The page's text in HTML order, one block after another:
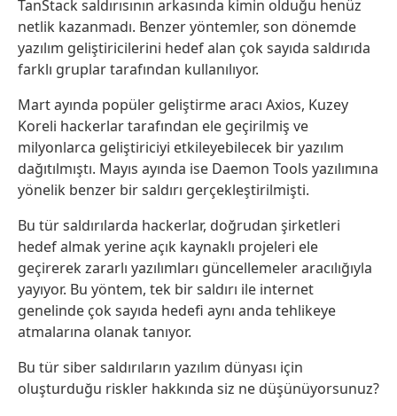
TanStack saldırısının arkasında kimin olduğu henüz
netlik kazanmadı. Benzer yöntemler, son dönemde
yazılım geliştiricilerini hedef alan çok sayıda saldırıda
farklı gruplar tarafından kullanılıyor.
Mart ayında popüler geliştirme aracı Axios, Kuzey
Koreli hackerlar tarafından ele geçirilmiş ve
milyonlarca geliştiriciyi etkileyebilecek bir yazılım
dağıtılmıştı. Mayıs ayında ise Daemon Tools yazılımına
yönelik benzer bir saldırı gerçekleştirilmişti.
Bu tür saldırılarda hackerlar, doğrudan şirketleri
hedef almak yerine açık kaynaklı projeleri ele
geçirerek zararlı yazılımları güncellemeler aracılığıyla
yayıyor. Bu yöntem, tek bir saldırı ile internet
genelinde çok sayıda hedefi aynı anda tehlikeye
atmalarına olanak tanıyor.
Bu tür siber saldırıların yazılım dünyası için
oluşturduğu riskler hakkında siz ne düşünüyorsunuz?